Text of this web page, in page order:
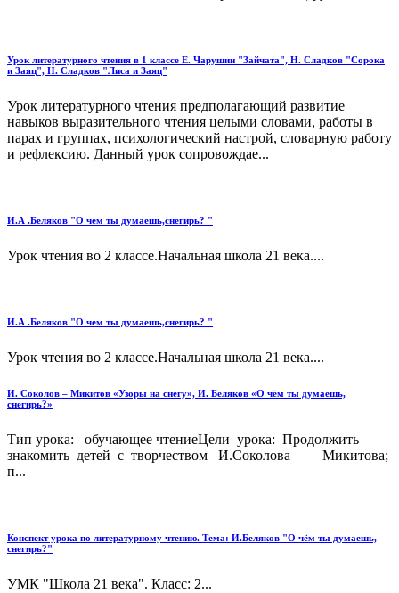
Урок литературного чтения в 1 классе Е. Чарушин "Зайчата", Н. Сладков "Сорока
и Заяц", Н. Сладков "Лиса и Заяц"
Урок литературного чтения предполагающий развитие
навыков выразительного чтения целыми словами, работы в
парах и группах, психологический настрой, словарную работу
и рефлексию. Данный урок сопровождае...
И.А .Беляков "О чем ты думаешь,снегирь? "
Урок чтения во 2 классе.Начальная школа 21 века....
И.А .Беляков "О чем ты думаешь,снегирь? "
Урок чтения во 2 классе.Начальная школа 21 века....
И. Соколов – Микитов «Узоры на снегу», И. Беляков «О чём ты думаешь,
снегирь?»
Тип урока: обучающее чтениеЦели урока: Продолжить
знакомить детей с творчеством И.Соколова – Микитова;
п...
Конспект урока по литературному чтению. Тема: И.Беляков "О чём ты думаешь,
снегирь?"
УМК "Школа 21 века". Класс: 2...